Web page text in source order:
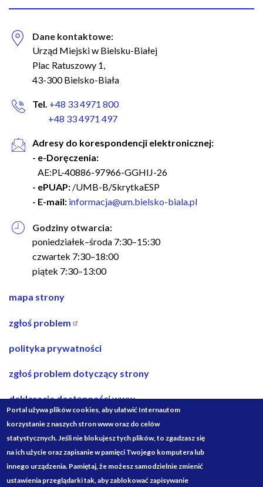
Dane kontaktowe:
Urząd Miejski w Bielsku-Białej
Plac Ratuszowy 1,
43-300 Bielsko-Biała
Tel. +48 33 4971 800
+48 33 4971 497
Adresy do korespondencji elektronicznej:
- e-Doręczenia:
AE:PL-40886-97966-GGHIJ-26
- ePUAP: /UMB-B/SkrytkaESP
- E-mail: informacja@um.bielsko-biala.pl
Godziny otwarcia:
poniedziałek–środa 7:30–15:30
czwartek 7:30–18:00
piątek 7:30–13:00
nawigacja
stopce
mapa strony
zgłoś problem
polityka prywatności
zgłoś problem dotyczący strony
deklaracja dostępności www
deklaracja dostępności bip
projekty ze środków budżetu państwa
Portal używa plików cookies, aby ułatwić Internautom
korzystanie z naszych stron www oraz do celów
statystycznych. Jeśli nie blokujesz tych plików, to zgadzasz się
na ich użycie oraz zapisanie w pamięci Twojego komputera lub
innego urządzenia. Pamiętaj, że możesz samodzielnie zmienić
ustawienia przeglądarki tak, aby zablokować zapisywanie